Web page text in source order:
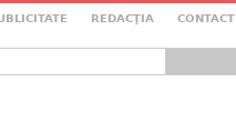
REDACŢIA CONTACT
de căutare